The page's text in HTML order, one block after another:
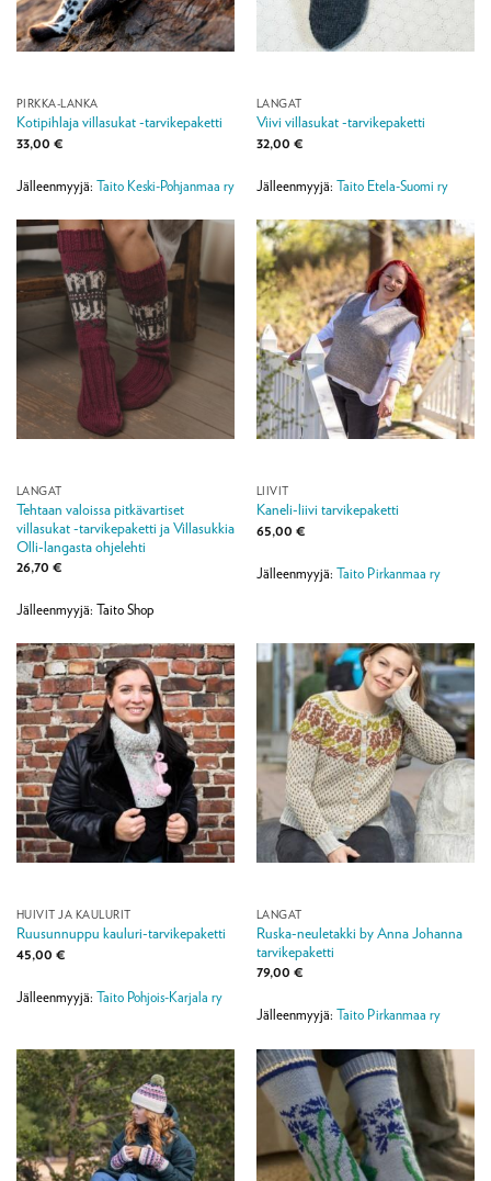
PIRKKA-LANKA
Kotipihlaja villasukat -tarvikepaketti
33,00 €
Jälleenmyyjä: Taito Keski-Pohjanmaa ry
LANGAT
Viivi villasukat -tarvikepaketti
32,00 €
Jälleenmyyjä: Taito Etela-Suomi ry
LANGAT
Tehtaan valoissa pitkävartiset
villasukat -tarvikepaketti ja Villasukkia
Olli-langasta ohjelehti
26,70 €
Jälleenmyyjä: Taito Shop
LIIVIT
Kaneli-liivi tarvikepaketti
65,00 €
Jälleenmyyjä: Taito Pirkanmaa ry
HUIVIT JA KAULURIT
Ruusunnuppu kauluri-tarvikepaketti
45,00 €
Jälleenmyyjä: Taito Pohjois-Karjala ry
LANGAT
Ruska-neuletakki by Anna Johanna
tarvikepaketti
79,00 €
Jälleenmyyjä: Taito Pirkanmaa ry